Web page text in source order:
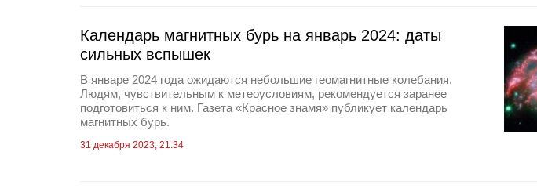
Календарь магнитных бурь на январь 2024: даты
сильных вспышек
В январе 2024 года ожидаются небольшие геомагнитные колебания.
Людям, чувствительным к метеоусловиям, рекомендуется заранее
подготовиться к ним. Газета «Красное знамя» публикует календарь
магнитных бурь.
31 декабря 2023, 21:34